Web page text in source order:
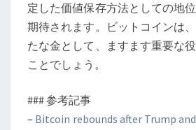
定した価値保存方法としての地
期待されます。ビットコインは
たな金として、ますます重要な
ことでしょう。
### 参考記事
– Bitcoin rebounds after Trump